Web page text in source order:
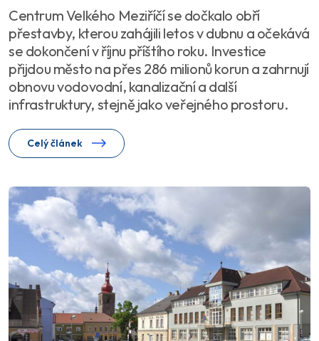
Centrum Velkého Meziříčí se dočkalo obří
přestavby, kterou zahájili letos v dubnu a očekává
se dokončení v říjnu příštího roku. Investice
přijdou město na přes 286 milionů korun a zahrnují
obnovu vodovodní, kanalizační a další
infrastruktury, stejně jako veřejného prostoru.
Celý článek